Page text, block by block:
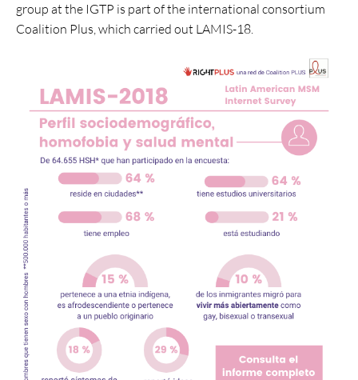
group at the IGTP is part of the international consortium
Coalition Plus, which carried out LAMIS-18.